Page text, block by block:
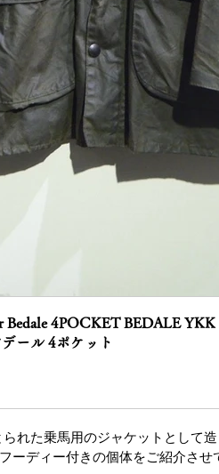
Bedale 4POCKET BEDALE
ール 4ポケット
れた乗馬用のジャケットとして
ーディー付きの個体をご紹介さ